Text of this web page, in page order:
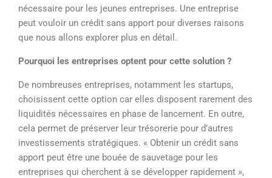
nécessaire pour les jeunes entreprises. Une entreprise
peut vouloir un crédit sans apport pour diverses raisons
que nous allons explorer plus en détail.
Pourquoi les entreprises optent pour cette solution ?
De nombreuses entreprises, notamment les startups,
choisissent cette option car elles disposent rarement des
liquidités nécessaires en phase de lancement. En outre,
cela permet de préserver leur trésorerie pour d’autres
investissements stratégiques. « Obtenir un crédit sans
apport peut être une bouée de sauvetage pour les
entreprises qui cherchent à se développer rapidement »,